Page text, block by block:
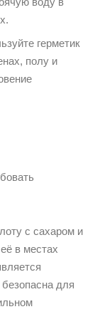
герметик
полу и
с сахаром и
в местах
для